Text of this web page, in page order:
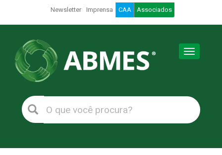
Newsletter Imprensa CAA Associados
Toggle